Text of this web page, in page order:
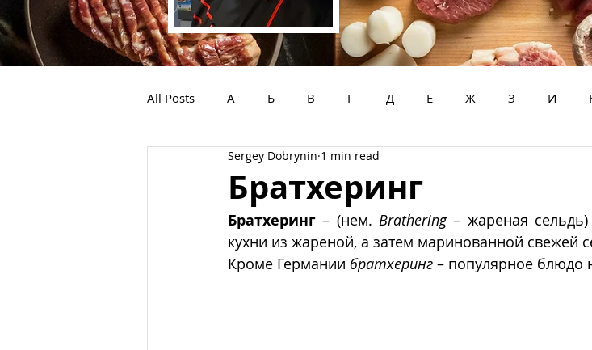
All Posts А Б В Г Д Е Ж З И
У Ф Х
Братхеринг
Sergey Dobrynin 1 min read
Братхеринг – (нем. Brathering – жареная
кухни из жареной, а затем маринованной свежей
Кроме Германии братхеринг – популярное блюдо